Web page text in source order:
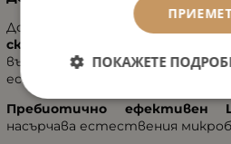
Доказани кожни съставки
сквалан, алфа бизаболол
възстановяват кожата,
естествения си, здравословен
Пребиотично ефективен
насърчава естествения
ПОКАЖЕТЕ